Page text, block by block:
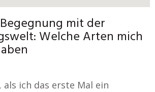
mit der
Welche Arten mich
als ich das erste Mal ein